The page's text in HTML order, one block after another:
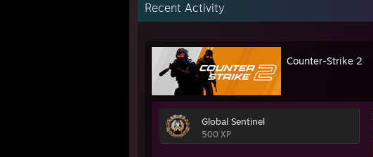
Recent Activity
Counter-Strike 2
Global Sentinel
500 XP